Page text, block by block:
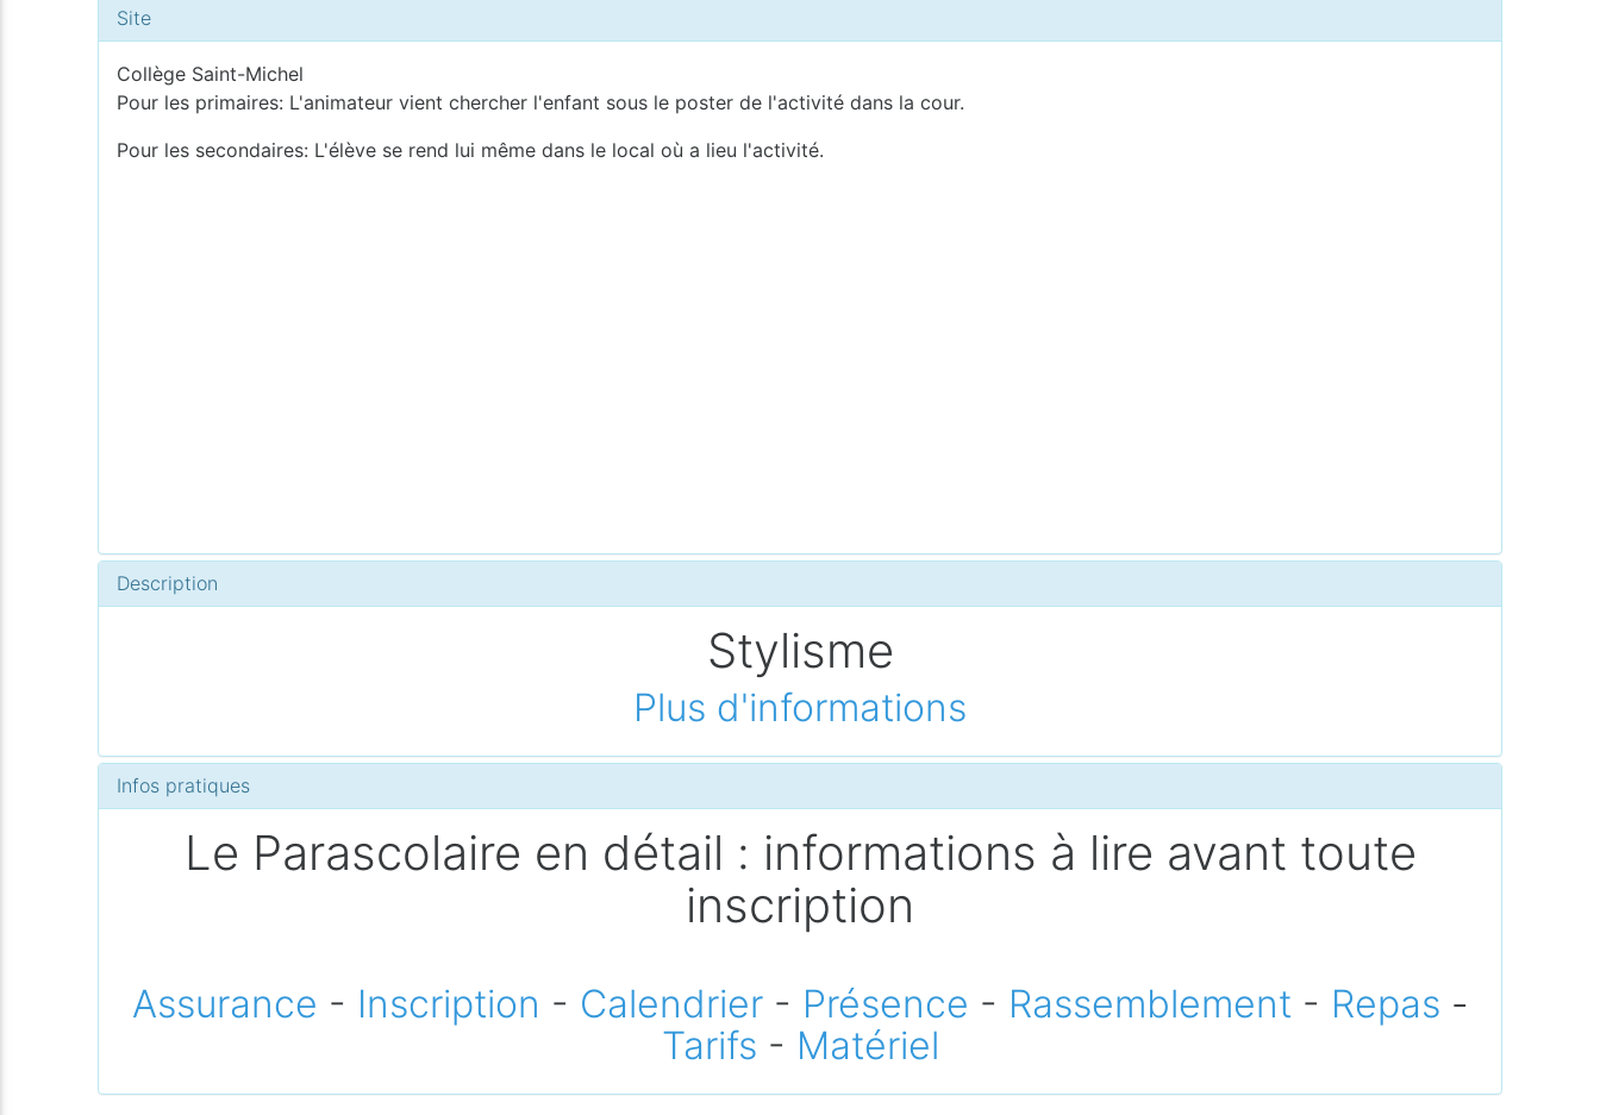
Site
Collège Saint-Michel
Pour les primaires: L'animateur vient chercher l'enfant sous le poster de l'activité dans la cour.
Pour les secondaires: L'élève se rend lui même dans le local où a lieu l'activité.
Description
Stylisme
Plus d'informations
Infos pratiques
Le Parascolaire en détail : informations à lire avant toute
inscription
Assurance - Inscription - Calendrier- Présence - Rassemblement - Repas -
Tarifs - Matériel